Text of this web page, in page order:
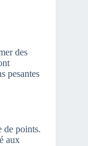
des
pesantes
de points.
aux